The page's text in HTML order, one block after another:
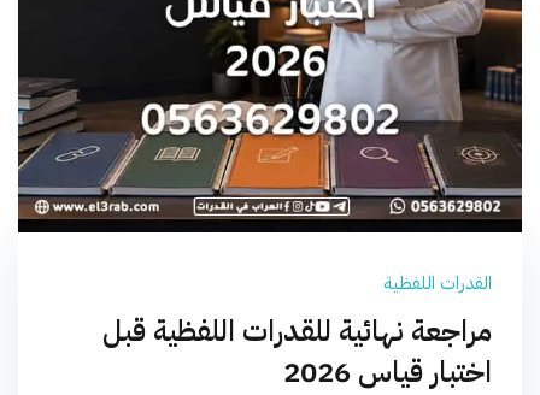
القدرات اللفظية
مراجعة نهائية للقدرات اللفظية قبل
اختبار قياس 2026